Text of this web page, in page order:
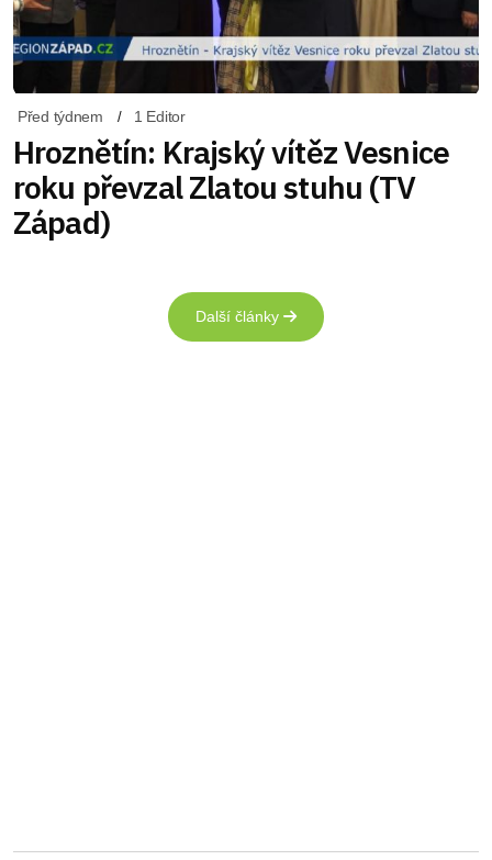
Před týdnem 1 Editor
Hroznětín: Krajský vítěz Vesnice
roku převzal Zlatou stuhu (TV
Západ)
Další články